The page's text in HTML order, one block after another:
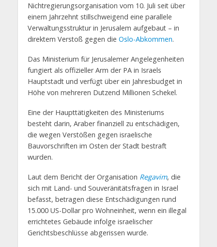
Nichtregierungsorganisation vom 10. Juli seit über
einem Jahrzehnt stillschweigend eine parallele
Verwaltungsstruktur in Jerusalem aufgebaut – in
direktem Verstoß gegen die Oslo-Abkommen.
Das Ministerium für Jerusalemer Angelegenheiten
fungiert als offizieller Arm der PA in Israels
Hauptstadt und verfügt über ein Jahresbudget in
Höhe von mehreren Dutzend Millionen Schekel.
Eine der Haupttätigkeiten des Ministeriums
besteht darin, Araber finanziell zu entschädigen,
die wegen Verstößen gegen israelische
Bauvorschriften im Osten der Stadt bestraft
wurden.
Laut dem Bericht der Organisation Regavim, die
sich mit Land- und Souveränitätsfragen in Israel
befasst, betragen diese Entschädigungen rund
15.000 US-Dollar pro Wohneinheit, wenn ein illegal
errichtetes Gebäude infolge israelischer
Gerichtsbeschlüsse abgerissen wurde.